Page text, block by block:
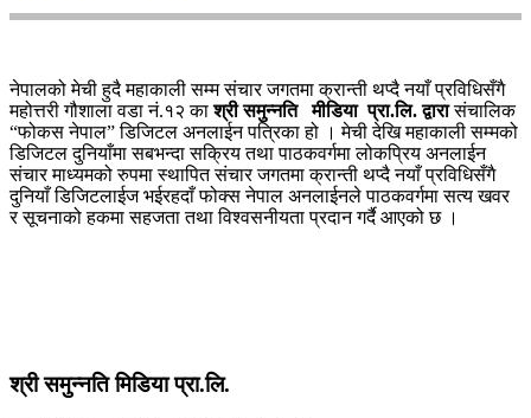
नेपालको मेची हुदै महाकाली सम्म संचार जगतमा क्रान्ती थप्दै नयाँ प्रविधिसँगै
महोत्तरी गौशाला वडा नं.१२ काश्री समुन्नति मीडिया प्रा.लि. द्वारासंचालिक
“फोकस नेपाल” डिजिटल अनलाईन पत्रिका हो । मेची देखि महाकाली सम्मको
डिजिटल दुनियाँमा सबभन्दा सक्रिय तथा पाठकवर्गमा लोकप्रिय अनलाईन
संचार माध्यमको रुपमा स्थापित संचार जगतमा क्रान्ती थप्दै नयाँ प्रविधिसँगै
दुनियाँ डिजिटलाईज भईरहदाँ फोक्स नेपाल अनलाईनले पाठकवर्गमा सत्य खवर
र सूचनाको हकमा सहजता तथा विश्वसनीयता प्रदान गर्दै आएको छ ।
श्री समुन्नति मिडिया प्रा.लि.